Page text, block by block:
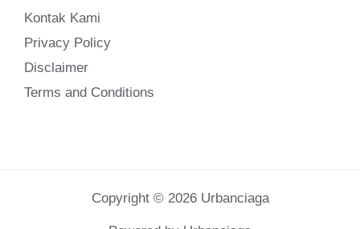
Kontak Kami
Privacy Policy
Disclaimer
Terms and Conditions
Copyright © 2026 Urbanciaga